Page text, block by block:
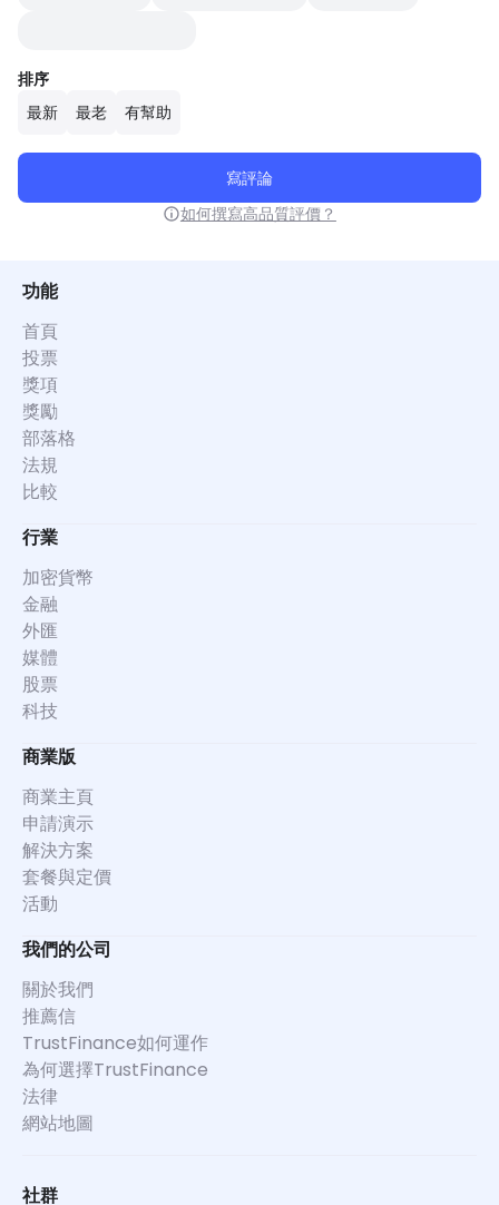
排序
最新
最老 有幫助
寫評論
如何撰寫高品質評價？
功能
首頁
投票
獎項
獎勵
部落格
法規
比較
行業
加密貨幣
金融
外匯
媒體
股票
科技
商業版
商業主頁
申請演示
解決方案
套餐與定價
活動
我們的公司
關於我們
推薦信
TrustFinance如何運作
為何選擇TrustFinance
法律
網站地圖
社群